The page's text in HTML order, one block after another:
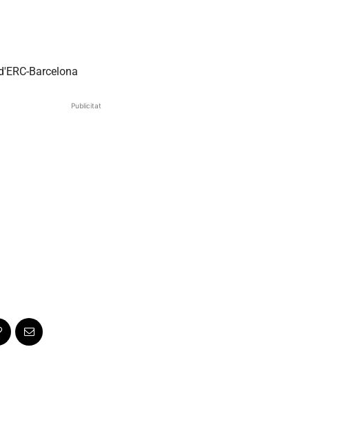
Barcelona
Publicitat